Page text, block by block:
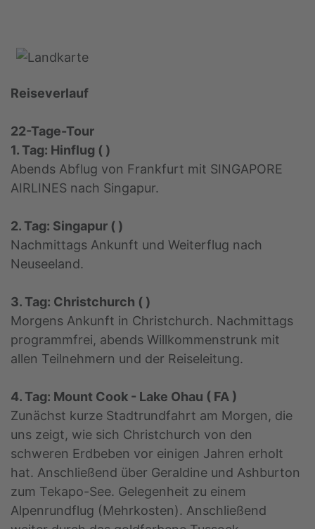
Reiseverlauf
22-Tage-Tour
1. Tag: Hinflug ( )
Abends Abflug von Frankfurt mit SINGAPORE
AIRLINES nach Singapur.
2. Tag: Singapur ( )
Nachmittags Ankunft und Weiterflug nach
Neuseeland.
3. Tag: Christchurch ( )
Morgens Ankunft in Christchurch. Nachmittags
programmfrei, abends Willkommenstrunk mit
allen Teilnehmern und der Reiseleitung.
4. Tag: Mount Cook - Lake Ohau ( FA )
Zunächst kurze Stadtrundfahrt am Morgen, die
uns zeigt, wie sich Christchurch von den
schweren Erdbeben vor einigen Jahren erholt
hat. Anschließend über Geraldine und Ashburton
zum Tekapo-See. Gelegenheit zu einem
Alpenrundflug (Mehrkosten). Anschließend